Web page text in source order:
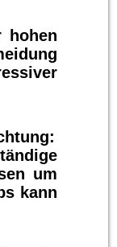
hohen
um
kann